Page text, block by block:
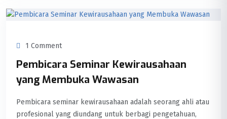
1 Comment
Pembicara Seminar Kewirausahaan
yang Membuka Wawasan
Pembicara seminar kewirausahaan adalah seorang ahli atau
profesional yang diundang untuk berbagi pengetahuan,